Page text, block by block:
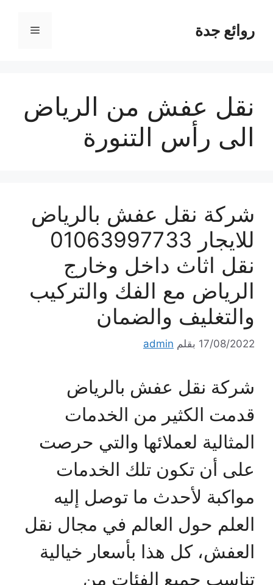
المحتوىروائع جدة القائمة
نقل عفش من الرياض
الى رأس التنورة
شركة نقل عفش بالرياض
للايجار 01063997733
نقل اثاث داخل وخارج
الرياض مع الفك والتركيب
والتغليف والضمان
17/08/2022 بقلم admin
شركة نقل عفش بالرياض
قدمت الكثير من الخدمات
المثالية لعملائها والتي حرصت
على أن تكون تلك الخدمات
مواكبة لأحدث ما توصل إليه
العلم حول العالم في مجال نقل
العفش، كل هذا بأسعار خيالية
تناسب جميع الفئات من